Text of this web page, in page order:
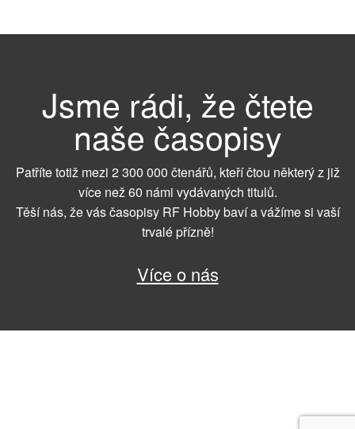
Jsme rádi, že čtete
naše časopisy
Patříte totiž mezi 2 300 000 čtenářů, kteří čtou některý z již
více než 60 námi vydávaných titulů.
Těší nás, že vás časopisy RF Hobby baví a vážíme si vaší
trvalé přízně!
Více o nás